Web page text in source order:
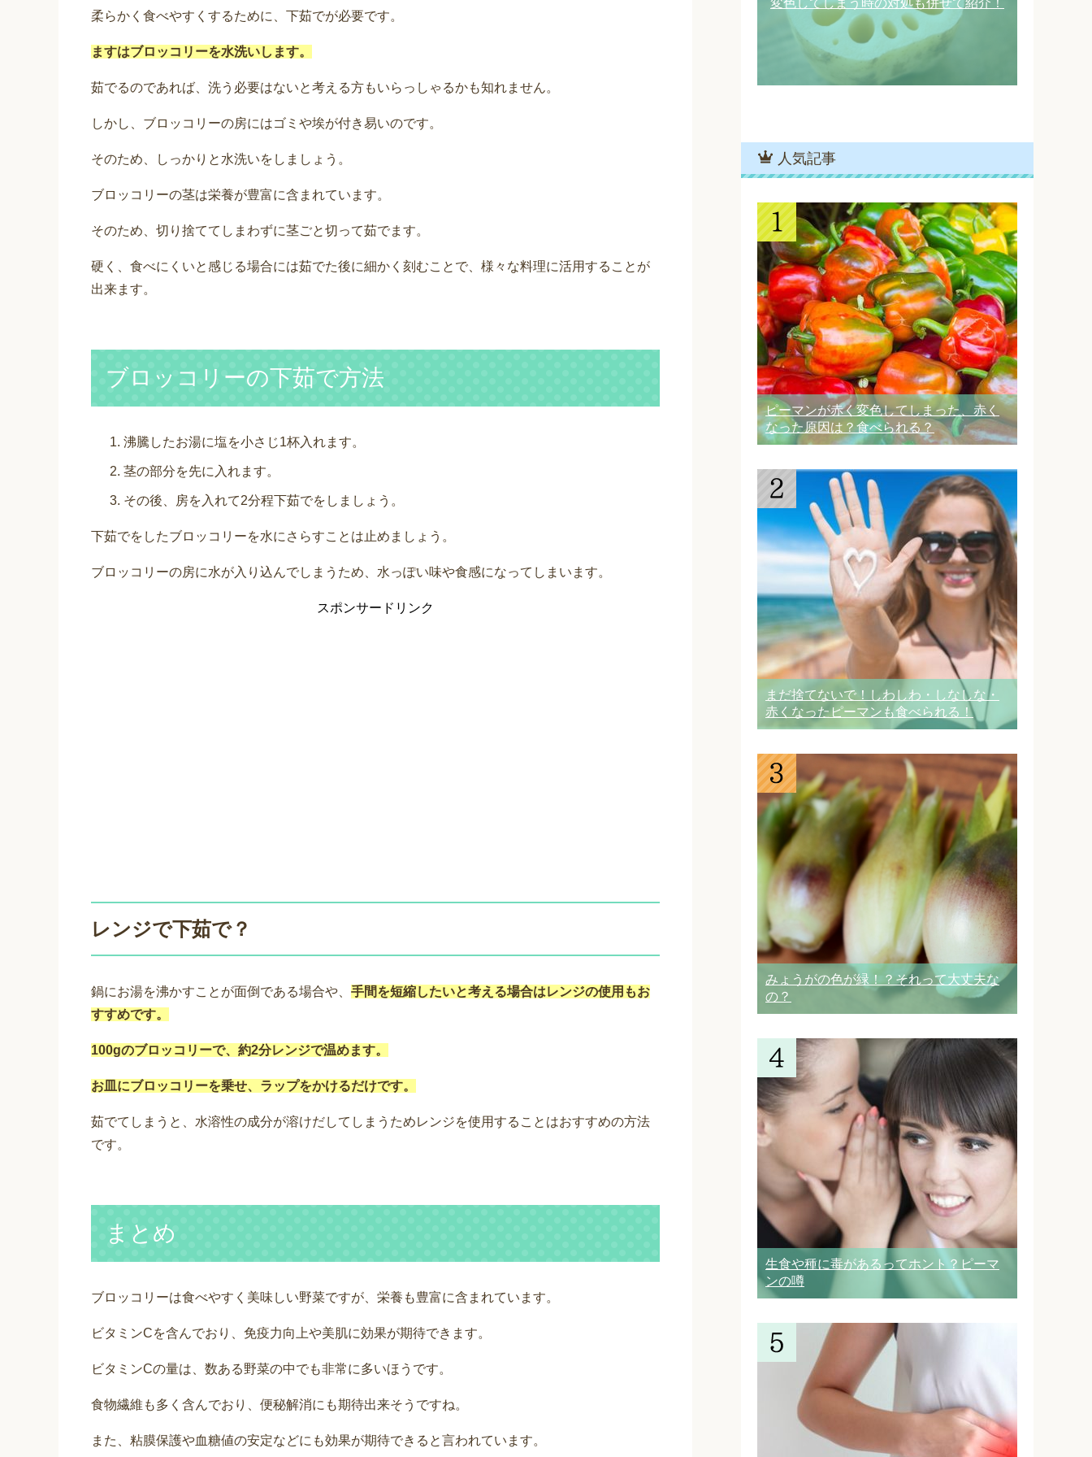
柔らかく食べやすくするために、下茹でが必要です。
ますはブロッコリーを水洗いします。
茹でるのであれば、洗う必要はないと考える方もいらっしゃるかも知れません。
しかし、ブロッコリーの房にはゴミや埃が付き易いのです。
そのため、しっかりと水洗いをしましょう。
ブロッコリーの茎は栄養が豊富に含まれています。
そのため、切り捨ててしまわずに茎ごと切って茹でます。
硬く、食べにくいと感じる場合には茹でた後に細かく刻むことで、様々な料理に活用することが
出来ます。
ブロッコリーの下茹で方法
沸騰したお湯に塩を小さじ1杯入れます。
茎の部分を先に入れます。
その後、房を入れて2分程下茹でをしましょう。
下茹でをしたブロッコリーを水にさらすことは止めましょう。
ブロッコリーの房に水が入り込んでしまうため、水っぽい味や食感になってしまいます。
スポンサードリンク
レンジで下茹で？
鍋にお湯を沸かすことが面倒である場合や、 手間を短縮したいと考える場合はレンジの使用もお
すすめです。
100gのブロッコリーで、約2分レンジで温めます。
お皿にブロッコリーを乗せ、ラップをかけるだけです。
茹でてしまうと、水溶性の成分が溶けだしてしまうためレンジを使用することはおすすめの方法
です。
まとめ
ブロッコリーは食べやすく美味しい野菜ですが、栄養も豊富に含まれています。
ビタミンCを含んでおり、免疫力向上や美肌に効果が期待できます。
ビタミンCの量は、数ある野菜の中でも非常に多いほうです。
食物繊維も多く含んでおり、便秘解消にも期待出来そうですね。
また、粘膜保護や血糖値の安定などにも効果が期待できると言われています。
変色してしまう時の対処も併せて紹介！
人気記事
ピーマンが赤く変色してしまった、赤く
なった原因は？食べられる？
まだ捨てないで！しわしわ・しなしな・
赤くなったピーマンも食べられる！
みょうがの色が緑！？それって大丈夫な
の？
生食や種に毒があるってホント？ピーマ
ンの噂